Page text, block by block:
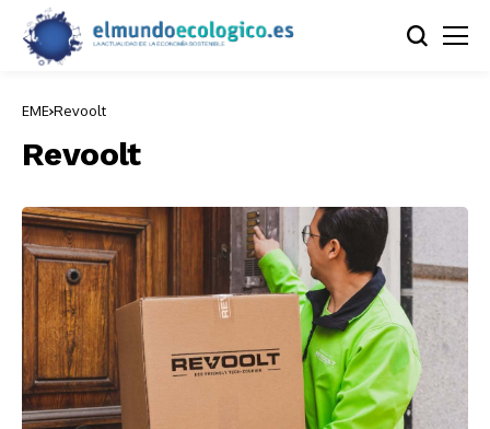
EME Revoolt
Revoolt